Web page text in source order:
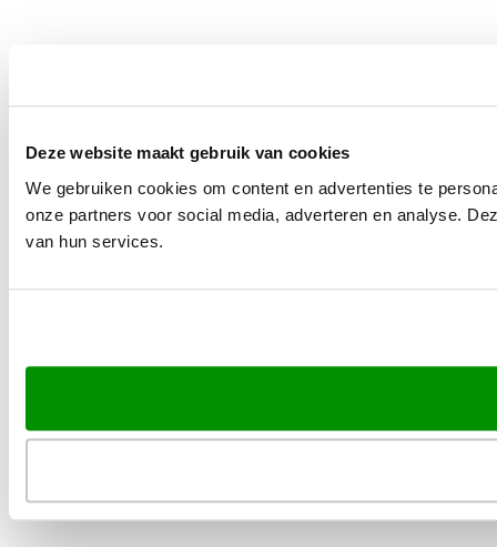
Deze website maakt gebruik van cookies
We gebruiken cookies om content en advertenties te
onze partners voor social media, adverteren en analyse.
van hun services.